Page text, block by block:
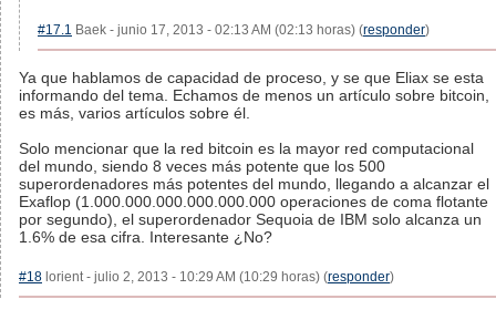
#17.1 Baek - junio 17, 2013 - 02:13 AM (02:13 horas) (responder)
Ya que hablamos de capacidad de proceso, y se que Eliax se esta
informando del tema. Echamos de menos un artículo sobre bitcoin,
es más, varios artículos sobre él.
Solo mencionar que la red bitcoin es la mayor red computacional
del mundo, siendo 8 veces más potente que los 500
superordenadores más potentes del mundo, llegando a alcanzar el
Exaflop (1.000.000.000.000.000.000 operaciones de coma flotante
por segundo), el superordenador Sequoia de IBM solo alcanza un
1.6% de esa cifra. Interesante ¿No?
#18 lorient - julio 2, 2013 - 10:29 AM (10:29 horas) (responder)